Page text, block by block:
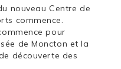
nouveau Centre de
commence.
pour
de Moncton et la
découverte des